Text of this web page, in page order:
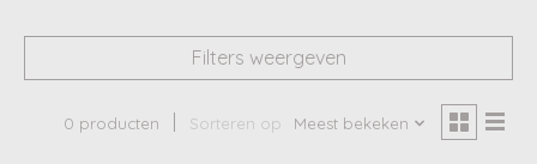
Filters weergeven
0 producten Sorteren op Meest bekeken